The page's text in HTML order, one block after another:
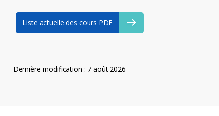
Liste actuelle des cours PDF
Dernière modification : 7 août 2026